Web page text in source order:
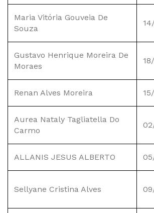
Maria Vitória Gouveia De
Souza
Gustavo Henrique Moreira De
Moraes
Renan Alves Moreira
Aurea Nataly Tagliatella Do
Carmo
ALLANIS JESUS ALBERTO
Sellyane Cristina Alves